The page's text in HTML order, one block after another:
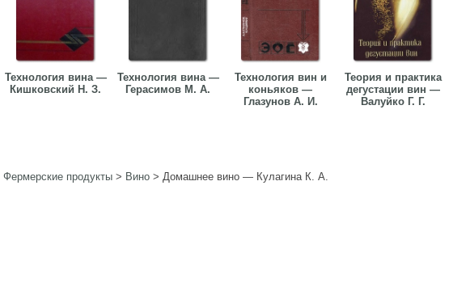
Технология вина —
Кишковский Н. З.
Технология вина —
Герасимов М. А.
Технология вин и
коньяков —
Глазунов А. И.
Теория и практика
дегустации вин —
Валуйко Г. Г.
Фермерские продукты > Вино > Домашнее вино — Кулагина К. А.